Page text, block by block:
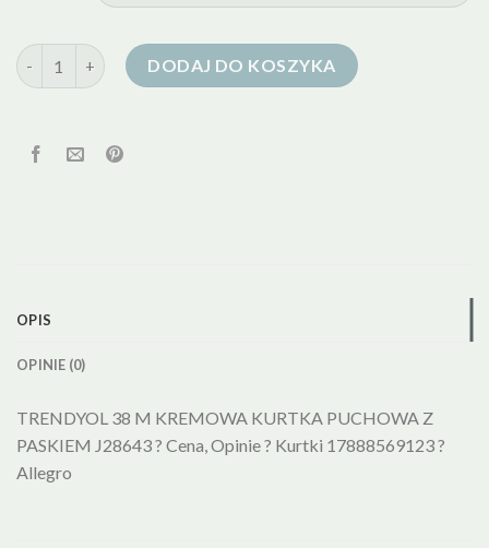
ilość kurtka puchowa kremowaDODAJ DO KOSZYKA
OPIS
OPINIE (0)
TRENDYOL 38 M KREMOWA KURTKA PUCHOWA Z
PASKIEM J28643 ? Cena, Opinie ? Kurtki 17888569123 ?
Allegro